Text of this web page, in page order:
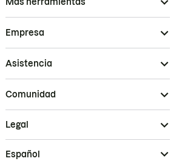
Empresa
Asistencia
Comunidad
Legal
Español